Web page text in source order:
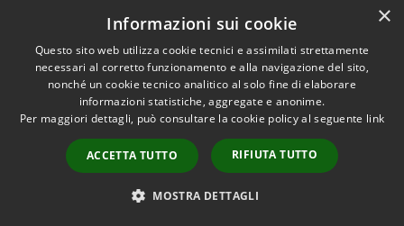
Prenotazione appuntamento
Segnalazione disservizio
Leggi le FAQ
Richiesta assistenza
Amministrazione trasparente
×
Informazioni sui cookie
Questo sito web utilizza cookie tecnici e assimilati strettamente
necessari al corretto funzionamento e alla navigazione del sito,
nonché un cookie tecnico analitico al solo fine di elaborare
informazioni statistiche, aggregate e anonime.
Per maggiori dettagli, può consultare la cookie policy al seguente link
ACCETTA TUTTO RIFIUTA TUTTO
MOSTRA DETTAGLI